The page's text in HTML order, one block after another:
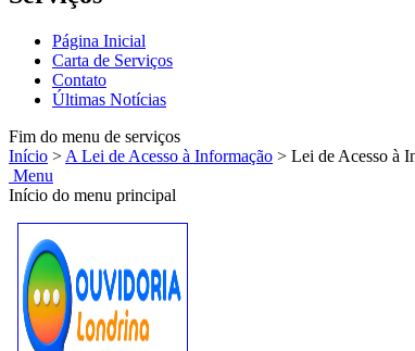
Página Inicial
Carta de Serviços
Contato
Últimas Notícias
Fim do menu de serviços
Início > A Lei de Acesso à Informação > Lei de Acesso à
Menu
Início do menu principal